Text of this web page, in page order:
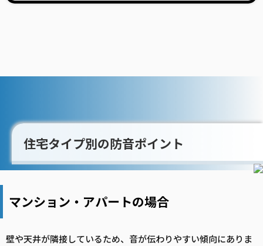
住宅タイプ別の防音ポイント
マンション・アパートの場合
壁や天井が隣接しているため、音が伝わりやすい傾向にありま